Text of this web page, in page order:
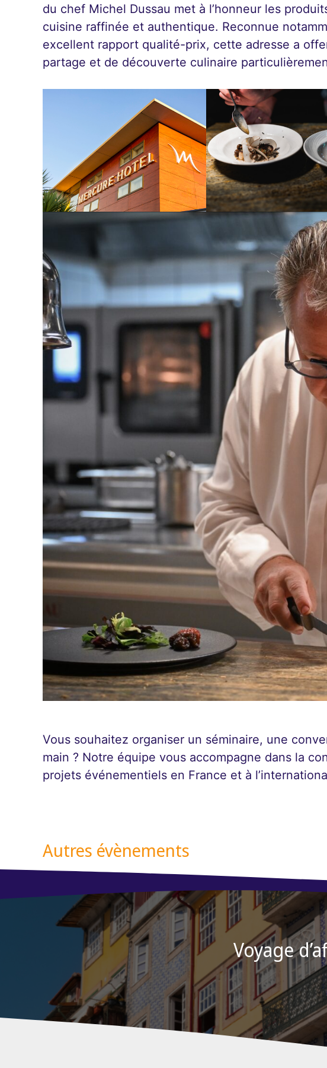
du chef Michel Dussau met à l’honneur les
cuisine raffinée et authentique. Reconnue
excellent rapport qualité-prix, cette adresse a
partage et de découverte culinaire
Vous souhaitez organiser un séminaire, une
main ? Notre équipe vous accompagne dans la
projets événementiels en France et à
Autres évènements
Voyage